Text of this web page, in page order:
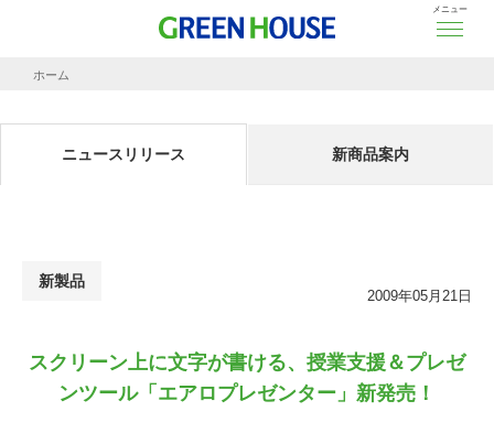
メニュー
ホーム
ニュースリリース 新商品案内
新製品
2009年05月21日
スクリーン上に文字が書ける、授業支援＆プレゼ
ンツール「エアロプレゼンター」新発売！